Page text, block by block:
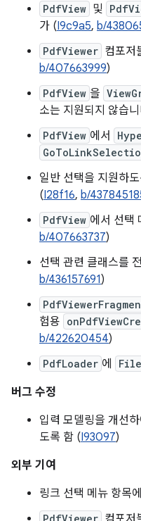
PdfView 및
가 (I9c9a5, b/
PdfViewer 컴포저
b/407663999)
PdfView 을
소는 지원되지 않습
PdfView 에서
일반 선택을 지원하
(I28f16, b/
PdfView 에서 선택
b/407663737)
선택 관련 클래스를
b/436157691)
험용
b/422620454)
PdfLoader 에
버그 수정
입력 모델링을 개선
도록 함 (I93097)
외부 기여
링크 선택 메뉴 항목에